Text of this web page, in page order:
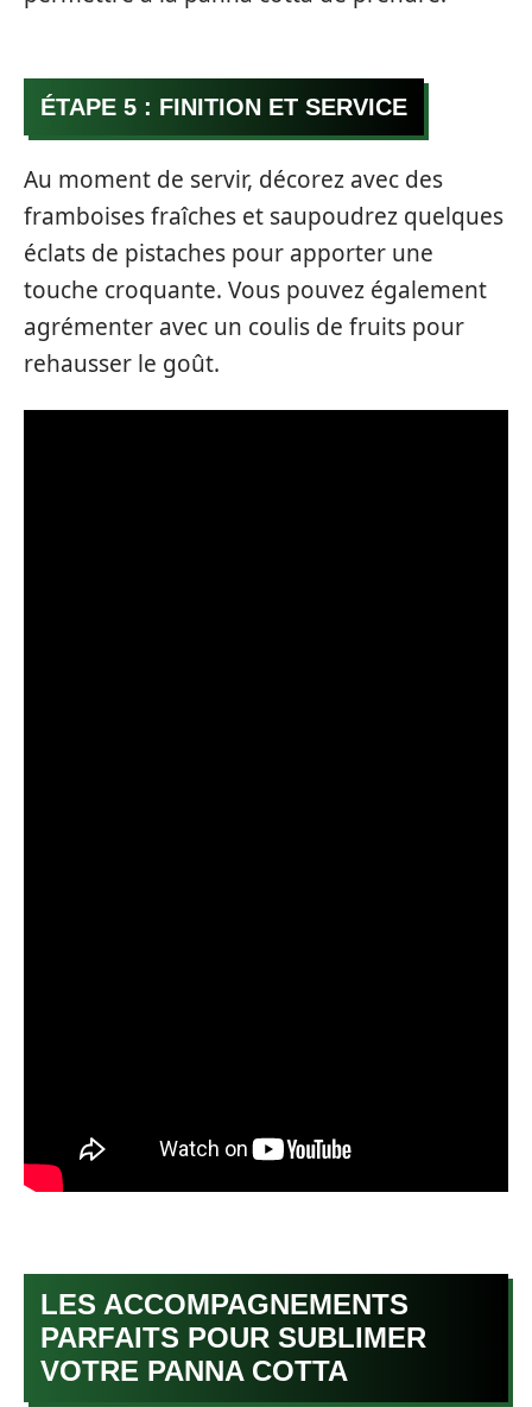
ÉTAPE 5 : FINITION ET SERVICE
Au moment de servir, décorez avec des
framboises fraîches et saupoudrez quelques
éclats de pistaches pour apporter une
touche croquante. Vous pouvez également
agrémenter avec un coulis de fruits pour
rehausser le goût.
LES ACCOMPAGNEMENTS
PARFAITS POUR SUBLIMER
VOTRE PANNA COTTA